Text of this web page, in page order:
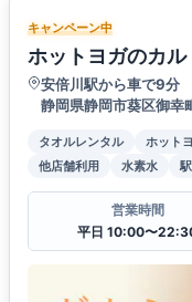
キャンペーン中
ホットヨガのカル
安倍川駅から車で9分
静岡県静岡市葵区御幸
タオルレンタル ホット
他店舗利用
水素水
営業時間
平日 10:00〜